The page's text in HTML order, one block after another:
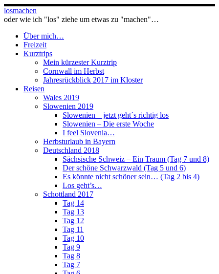
Zum
Inhalt
losmachen
oder wie ich "los" ziehe um etwas zu "machen"…
Über mich…
Freizeit
Kurztrips
Mein kürzester Kurztrip
Cornwall im Herbst
Jahresrückblick 2017 im Kloster
Reisen
Wales 2019
Slowenien 2019
Slowenien – jetzt geht´s richtig los
Slowenien – Die erste Woche
I feel Slovenia…
Herbsturlaub in Bayern
Deutschland 2018
Sächsische Schweiz – Ein Traum (Tag 7 und 8)
Der schöne Schwarzwald (Tag 5 und 6)
Es könnte nicht schöner sein… (Tag 2 bis 4)
Los geht’s…
Schottland 2017
Tag 14
Tag 13
Tag 12
Tag 11
Tag 10
Tag 9
Tag 8
Tag 7